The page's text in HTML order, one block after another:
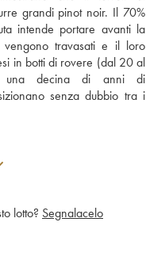
grandi pinot noir. Il 70%
intende portare avanti la
travasati e il loro
in botti di rovere (dal 20 al
una decina di anni di
senza dubbio tra i
lotto? Segnalacelo